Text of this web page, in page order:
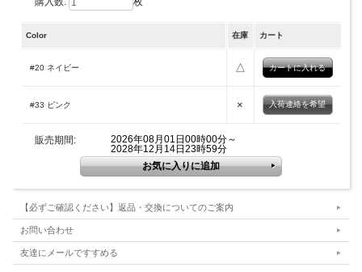
Color 在庫 カート
#20 ネイビー △
#33 ピンク × 入荷連絡を希望
販売期間:
2026年08月01日00時00分～
2028年12月14日23時59分
【必ずご確認ください】返品・交換についてのご案内
お問い合わせ
友達にメールですすめる